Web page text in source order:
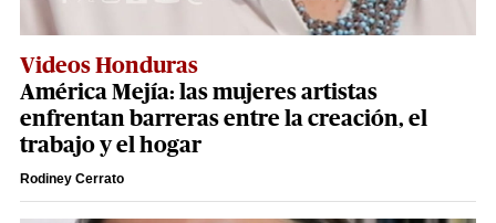
Videos Honduras
América Mejía: las mujeres artistas
enfrentan barreras entre la creación, el
trabajo y el hogar
Rodiney Cerrato